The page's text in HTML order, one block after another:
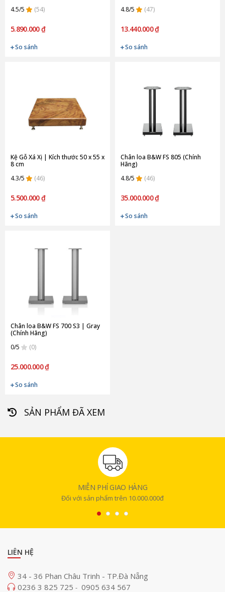
4.5/5
(54)
5.890.000 ₫
So sánh
4.8/5
(47)
13.440.000 ₫
So sánh
Kệ Gỗ Xá Xị | Kích thước 50 x 55 x
8 cm
4.3/5
(46)
5.500.000 ₫
So sánh
Chân loa B&W FS 805 (Chính
Hãng)
4.8/5
(46)
35.000.000 ₫
So sánh
Chân loa B&W FS 700 S3 | Gray
(Chính Hãng)
0/5
(0)
25.000.000 ₫
So sánh
SẢN PHẨM ĐÃ XEM
MIỄN PHÍ GIAO HÀNG
Đối với sản phẩm trên 10.000.000đ
LIÊN HỆ
34 - 36 Phan Châu Trinh - TP.Đà Nẵng
0236 3 825 725 - 0905 634 567